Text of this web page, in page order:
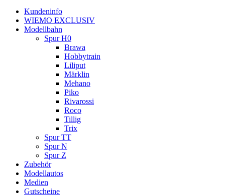
Kundeninfo
WIEMO EXCLUSIV
Modellbahn
Spur H0
Brawa
Hobbytrain
Liliput
Märklin
Mehano
Piko
Rivarossi
Roco
Tillig
Trix
Spur TT
Spur N
Spur Z
Zubehör
Modellautos
Medien
Gutscheine